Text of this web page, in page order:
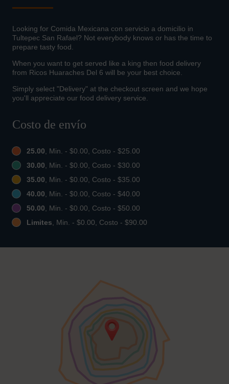
Looking for Comida Mexicana con servicio a domicilio in
Tultepec San Rafael? Not everybody knows or has the time to
prepare tasty food.
When you want to get served like a king then food delivery
from Ricos Huaraches Del 6 will be your best choice.
Simply select "Delivery" at the checkout screen and we hope
you'll appreciate our food delivery service.
Costo de envío
25.00, Min. - $0.00, Costo - $25.00
30.00, Min. - $0.00, Costo - $30.00
35.00, Min. - $0.00, Costo - $35.00
40.00, Min. - $0.00, Costo - $40.00
50.00, Min. - $0.00, Costo - $50.00
Limites, Min. - $0.00, Costo - $90.00